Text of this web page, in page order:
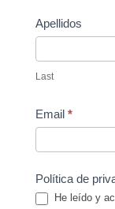
Apellidos
Last
Email *
Política de
He leído y